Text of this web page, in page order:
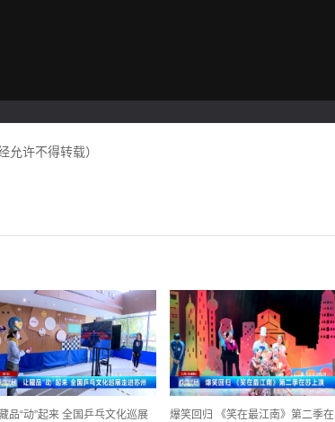
允许不得转载）
品“动”起来 全国乒乓文化巡展 爆笑回归 《笑在最江南》第二季在